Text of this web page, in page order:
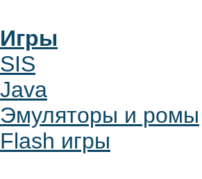
Игры
SIS
Java
Эмуляторы и ромы
Flash игры